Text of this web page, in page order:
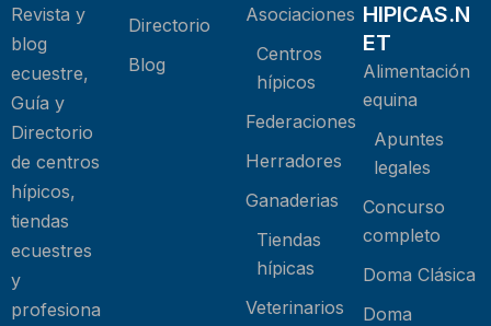
Revista y
blog
ecuestre,
Guía y
Directorio
de centros
hípicos,
tiendas
ecuestres
y
profesiona
Directorio
Blog
Asociaciones
Centros
hípicos
Federaciones
Herradores
Ganaderias
Tiendas
hípicas
Veterinarios
HIPICAS.N
ET
Alimentación
equina
Apuntes
legales
Concurso
completo
Doma Clásica
Doma